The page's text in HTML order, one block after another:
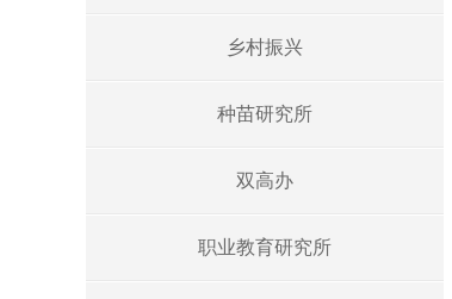
乡村振兴
种苗研究所
双高办
职业教育研究所